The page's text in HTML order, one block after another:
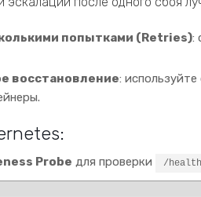
попытками (Retries):
восстановление:
Probe для проверки /health